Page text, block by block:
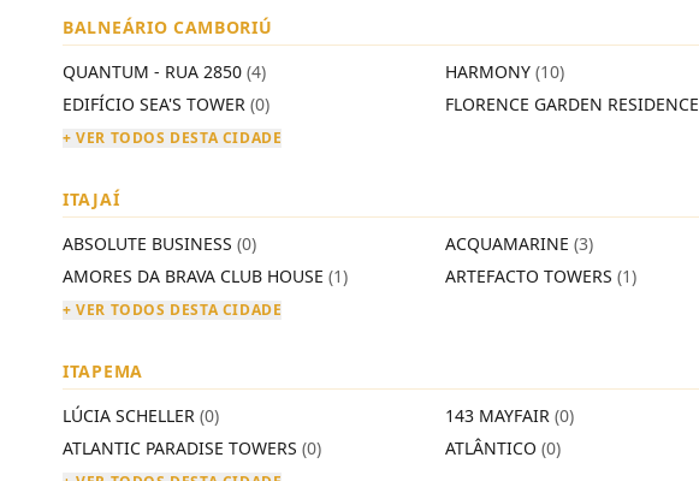
BALNEÁRIO CAMBORIÚ
QUANTUM - RUA 2850 (4) HARMONY (10)
EDIFÍCIO SEA'S TOWER (0) FLORENCE GARDEN RESIDENCE
+ VER TODOS DESTA CIDADE
ITAJAÍ
ABSOLUTE BUSINESS (0) ACQUAMARINE (3)
AMORES DA BRAVA CLUB HOUSE (1) ARTEFACTO TOWERS (1)
+ VER TODOS DESTA CIDADE
ITAPEMA
LÚCIA SCHELLER (0) 143 MAYFAIR (0)
ATLANTIC PARADISE TOWERS (0) ATLÂNTICO (0)